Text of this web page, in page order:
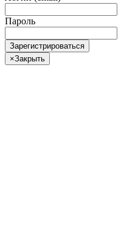
Пароль
Зарегистрироваться
×Закрыть